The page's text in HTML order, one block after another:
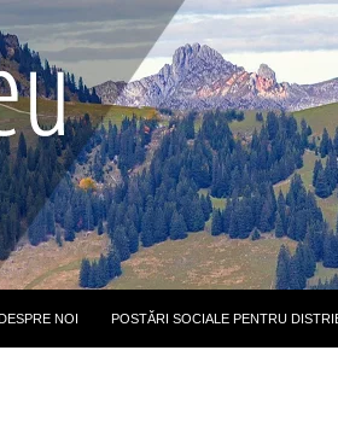
NOI POSTĂRI SOCIALE PENTRU